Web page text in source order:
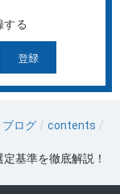
する
ブログ / contents /
基準を徹底解説！